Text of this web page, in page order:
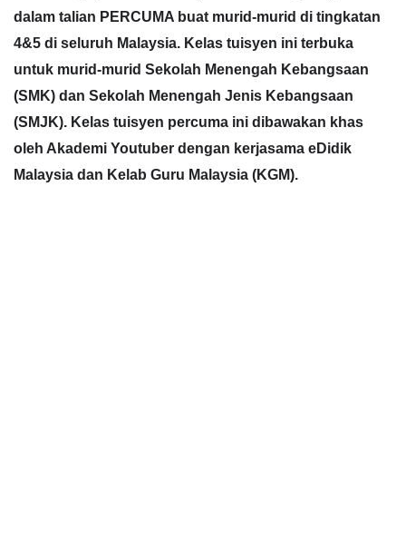
dalam talian PERCUMA buat murid-murid di tingkatan
4&5 di seluruh Malaysia. Kelas tuisyen ini terbuka
untuk murid-murid Sekolah Menengah Kebangsaan
(SMK) dan Sekolah Menengah Jenis Kebangsaan
(SMJK). Kelas tuisyen percuma ini dibawakan khas
oleh Akademi Youtuber dengan kerjasama eDidik
Malaysia dan Kelab Guru Malaysia (KGM).